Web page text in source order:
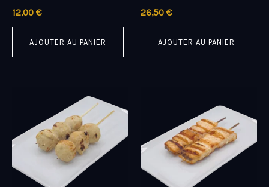
12,00 €
AJOUTER AU PANIER
26,50 €
AJOUTER AU PANIER